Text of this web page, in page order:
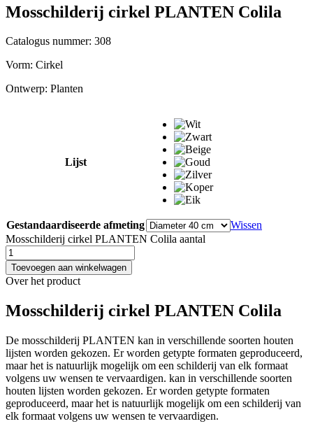
Mosschilderij cirkel PLANTEN Colila
Catalogus nummer: 308
Vorm: Cirkel
Ontwerp: Planten
Lijst
Gestandaardiseerde afmeting
Wissen
Mosschilderij cirkel PLANTEN Colila aantal
Toevoegen aan winkelwagen
Over het product
Mosschilderij cirkel PLANTEN Colila
De mosschilderij PLANTEN kan in verschillende soorten houten
lijsten worden gekozen. Er worden getypte formaten geproduceerd,
maar het is natuurlijk mogelijk om een schilderij van elk formaat
volgens uw wensen te vervaardigen. kan in verschillende soorten
houten lijsten worden gekozen. Er worden getypte formaten
geproduceerd, maar het is natuurlijk mogelijk om een schilderij van
elk formaat volgens uw wensen te vervaardigen.